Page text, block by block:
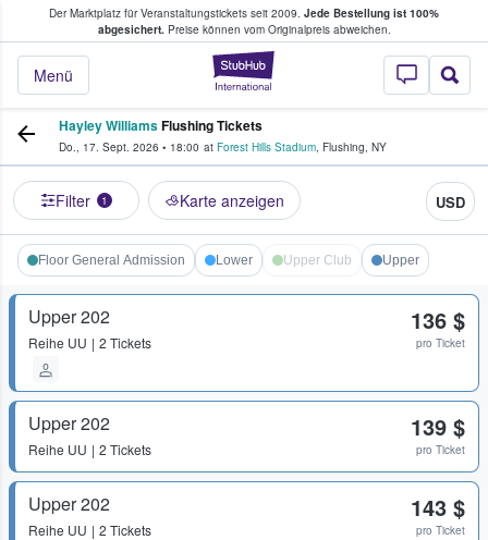
Der Marktplatz für Veranstaltungstickets seit 2009. Jede Bestellung ist 100%
abgesichert.Preise können vom Originalpreis abweichen.
StubHub - Wo
Menü
Tickets kaufen & verkaufen
Hayley WilliamsFlushing Tickets
Do., 17. Sept. 2026 • 18:00 at Forest Hills Stadium, Flushing, NY
Filter 1 Karte anzeigen USD
Floor General Admission Lower Upper Club Upper
Upper 202
Reihe UU 2 Tickets
136 $
pro Ticket
Upper 202
Reihe UU 2 Tickets
139 $
pro Ticket
Upper 202
Reihe UU 2 Tickets
143 $
pro Ticket